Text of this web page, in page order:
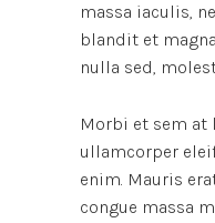
massa iaculis,
blandit et
nulla sed,
Morbi et sem at
ullamcorper
enim. Mauris
congue massa